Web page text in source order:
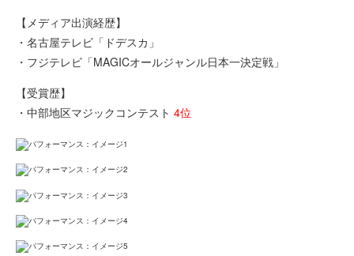
【メディア出演経歴】
・名古屋テレビ「ドデスカ」
・フジテレビ「MAGICオールジャンル日本一決定戦」
【受賞歴】
・中部地区マジックコンテスト 4位